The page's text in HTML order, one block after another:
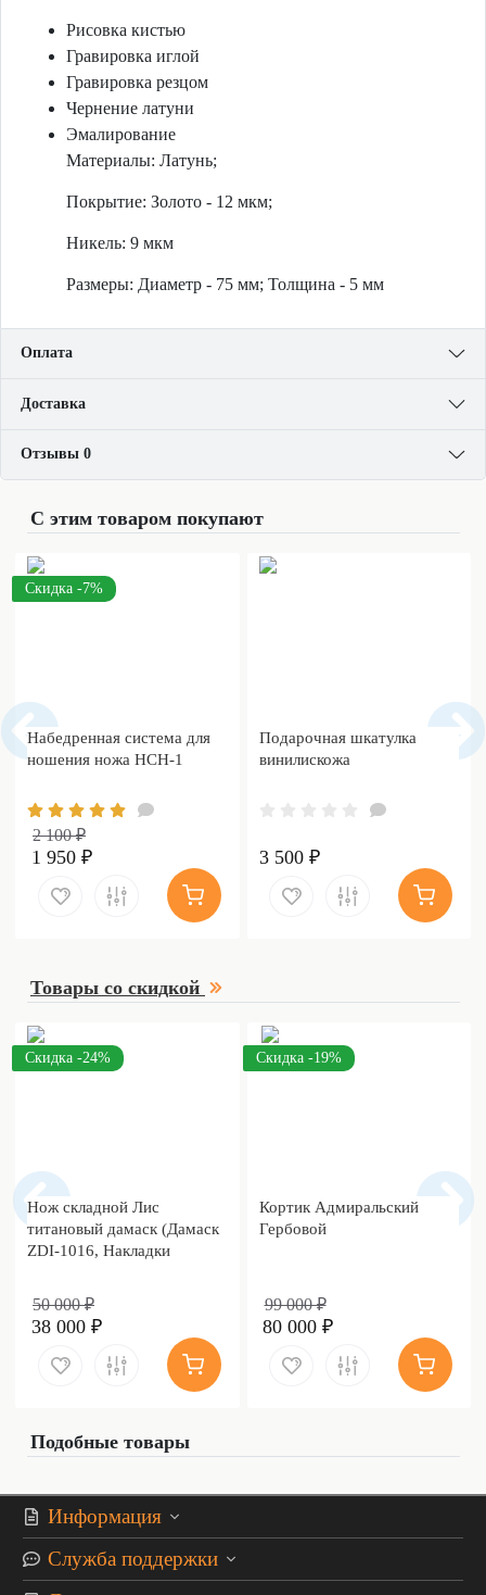
Рисовка кистью
Гравировка иглой
Гравировка резцом
Чернение латуни
Эмалирование
Материалы: Латунь;
Покрытие: Золото - 12 мкм;
Никель: 9 мкм
Размеры: Диаметр - 75 мм; Толщина - 5 мм
Оплата
Доставка
Отзывы 0
С этим товаром покупают
Скидка -7%
Набедренная система для
ношения ножа НСН-1
2 100 ₽
1 950 ₽
Подарочная шкатулка
винилискожа
3 500 ₽
Товары со скидкой
Скидка -24%
Нож складной Лис
титановый дамаск (Дамаск
ZDI-1016, Накладки
50 000 ₽
38 000 ₽
Скидка -19%
Кортик Адмиральский
Гербовой
99 000 ₽
80 000 ₽
Подобные товары
Информация
Служба поддержки